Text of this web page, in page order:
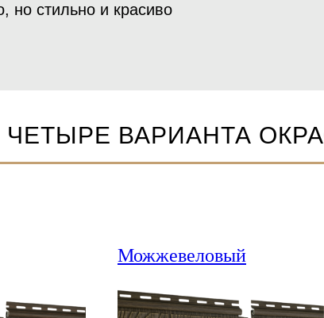
но стильно и красиво
ЧЕТЫРЕ ВАРИАНТА
Можжевеловый